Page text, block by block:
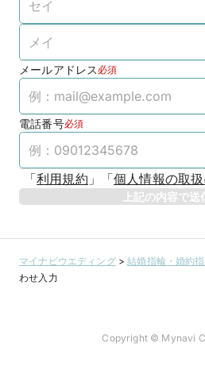
メールアドレス 必須
電話番号必須
「利用規約 」 「個人情報の取
上記の内容で送
マイナビウエディング>結婚指輪・婚約
わせ入力
Copyright © Mynavi